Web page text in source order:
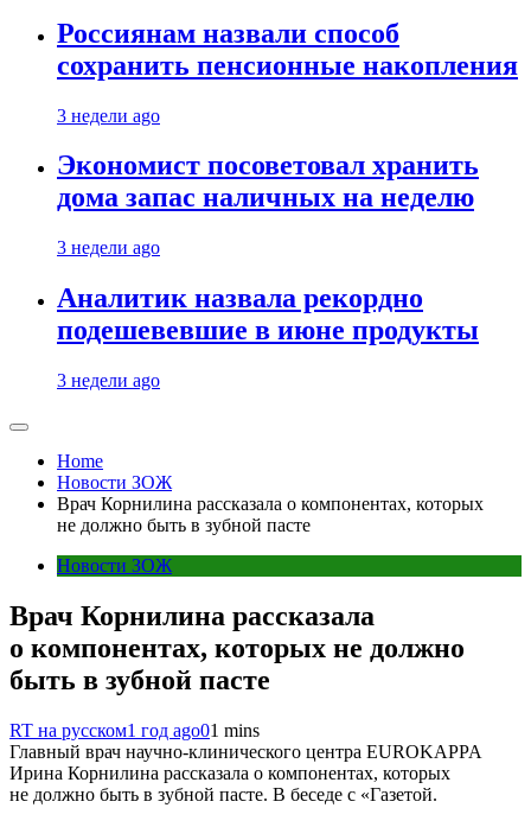
Россиянам назвали способ
сохранить пенсионные накопления
3 недели ago
Экономист посоветовал хранить
дома запас наличных на неделю
3 недели ago
Аналитик назвала рекордно
подешевевшие в июне продукты
3 недели ago
Home
Новости ЗОЖ
Врач Корнилина рассказала о компонентах, которых
не должно быть в зубной пасте
Новости ЗОЖ
Врач Корнилина рассказала
о компонентах, которых не должно
быть в зубной пасте
RT на русском1 год ago01 mins
Главный врач научно-клинического центра EUROKAPPA
Ирина Корнилина рассказала о компонентах, которых
не должно быть в зубной пасте. В беседе с «Газетой.